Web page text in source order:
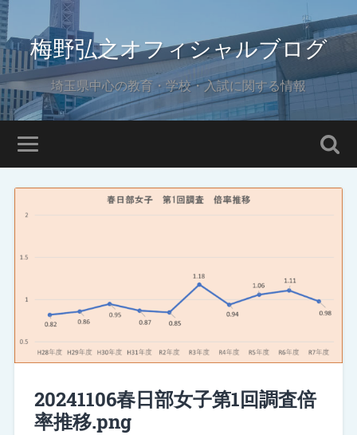
梅野弘之オフィシャルブログ
埼玉県中心の教育・学校・入試に関する情報
20241106春日部女子第1回調査倍
率推移.png